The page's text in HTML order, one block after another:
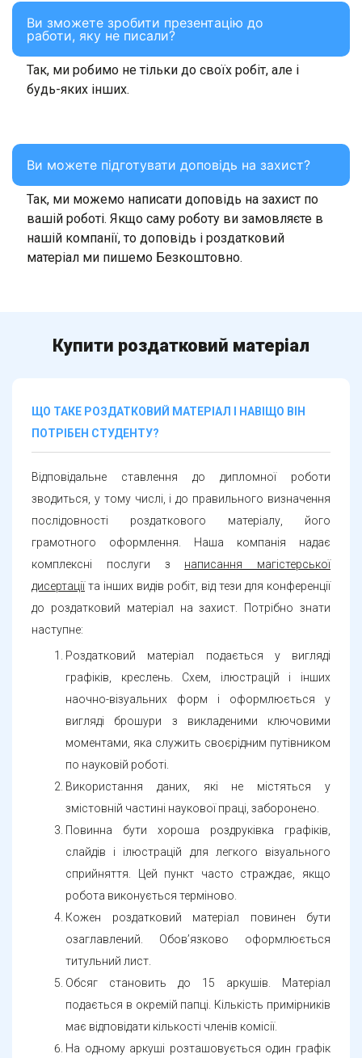
Ви зможете зробити презентацію до
работи, яку не писали?
будь-яких інших.
Ви можете підготувати доповідь на захист?
вашій роботі. Якщо саму роботу ви замовляєте в
нашій компанії, то доповідь і роздатковий
матеріал ми пишемо Безкоштовно.
ПОТРІБЕН СТУДЕНТУ?
зводиться, у тому числі, і до правильного визначення
послідовності роздаткового матеріалу, його
грамотного оформлення. Наша компанія надає
комплексні послуги з
написання магістерської
дисертаціїта інших видів робіт, від тези для конференції
до роздатковий матеріал на захист. Потрібно знати
наступне:
Роздатковий матеріал подається у вигляді
графіків, креслень. Схем, ілюстрацій і інших
наочно-візуальних форм і оформлюється у
вигляді брошури з викладеними ключовими
моментами, яка служить своєрідним путівником
по науковій роботі.
Використання даних, які не містяться у
змістовній частині наукової праці, заборонено.
Повинна бути хороша роздруківка графіків,
слайдів і ілюстрацій для легкого візуального
сприйняття. Цей пункт часто страждає, якщо
робота виконується терміново.
Кожен роздатковий матеріал повинен бути
озаглавлений. Обов’язково оформлюється
титульний лист.
Обсяг становить до 15 аркушів. Матеріал
подається в окремій папці. Кількість примірників
має відповідати кількості членів комісії.
На одному аркуші розташовується один графік
або одна таблиця. Розмір однієї позиції повинен